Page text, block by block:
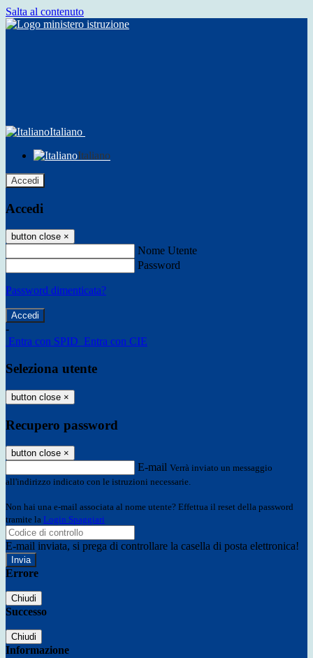
Salta al contenuto
Italiano
Italiano
Accedi
Accedi
button close ×
Nome Utente
Password
Password dimenticata?
-
Entra con SPID Entra con CIE
Seleziona utente
button close ×
Recupero password
button close ×
E-mail Verrà inviato un messaggio
all'indirizzo indicato con le istruzioni necessarie.
Non hai una e-mail associata al nome utente? Effettua il reset della password
tramite la Login Spaggiari
E-mail inviata, si prega di controllare la casella di posta elettronica!
Errore
Chiudi
Successo
Chiudi
Informazione